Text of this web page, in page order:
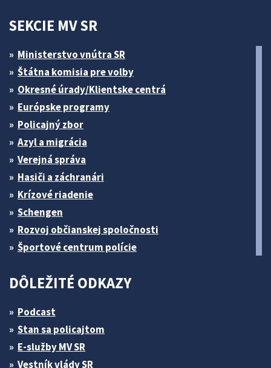
SEKCIE MV SR
Ministerstvo vnútra SR
Štátna komisia pre volby
Okresné úrady/Klientske centrá
Európske programy
Policajný zbor
Azyl a migrácia
Verejná správa
Hasiči a záchranári
Krízové riadenie
Schengen
Rozvoj občianskej spoločnosti
Športové centrum polície
DÔLEŽITÉ ODKAZY
Podcast
Stan sa policajtom
E-služby MV SR
Vestník vlády SR